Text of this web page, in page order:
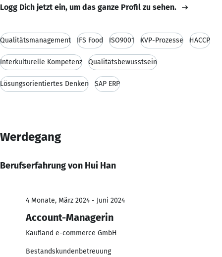
Logg Dich jetzt ein, um das ganze Profil zu sehen.
Qualitätsmanagement IFS Food ISO9001 KVP-Prozesse HACCP
Interkulturelle Kompetenz Qualitätsbewusstsein
Lösungsorientiertes Denken SAP ERP
Werdegang
Berufserfahrung von Hui Han
4 Monate, März 2024 - Juni 2024
Account-Managerin
Kaufland e-commerce GmbH
Bestandskundenbetreuung